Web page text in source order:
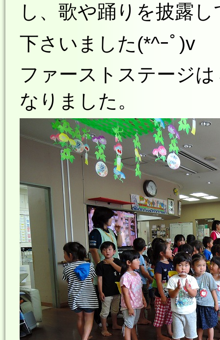
し、歌や踊りを披露し
下さいました(*^ｰﾟ)v
ファーストステージ
なりました。